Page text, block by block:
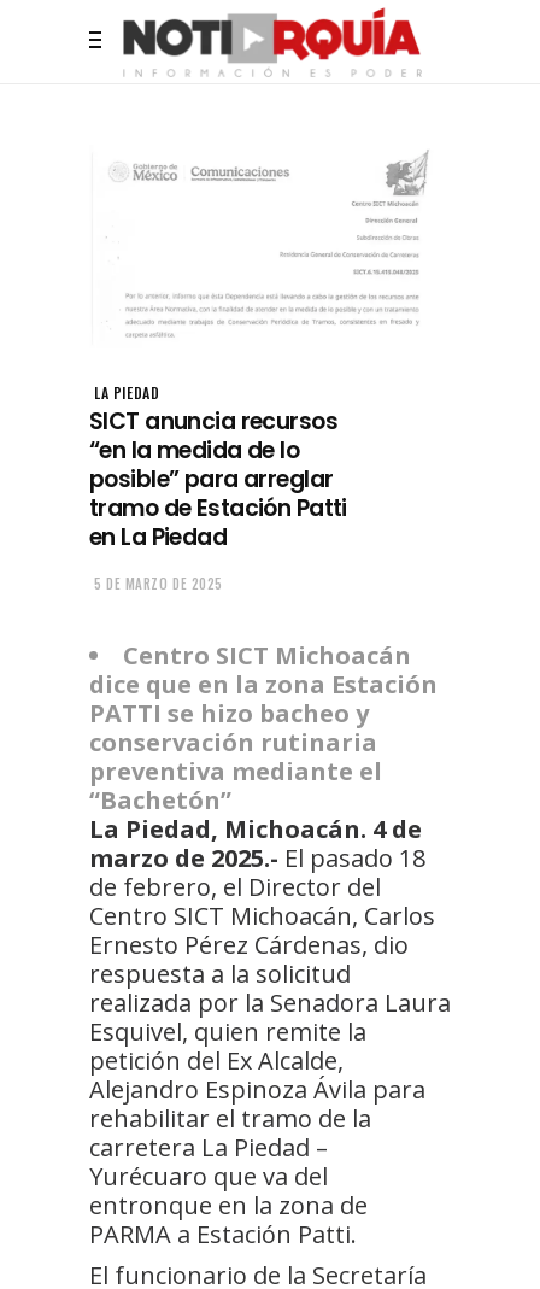
LA PIEDAD
SICT anuncia recursos
“en la medida de lo
posible” para arreglar
tramo de Estación Patti
en La Piedad
5 DE MARZO DE 2025
Centro SICT Michoacán
dice que en la zona Estación
PATTI se hizo bacheo y
conservación rutinaria
preventiva mediante el
“Bachetón”
La Piedad, Michoacán. 4 de
marzo de 2025.- El pasado 18
de febrero, el Director del
Centro SICT Michoacán, Carlos
Ernesto Pérez Cárdenas, dio
respuesta a la solicitud
realizada por la Senadora Laura
Esquivel, quien remite la
petición del Ex Alcalde,
Alejandro Espinoza Ávila para
rehabilitar el tramo de la
carretera La Piedad –
Yurécuaro que va del
entronque en la zona de
PARMA a Estación Patti.
El funcionario de la Secretaría